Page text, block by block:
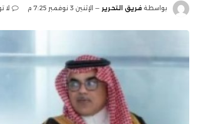
بواسطة فريق التحرير الإثنين 3 نوفمبر 7:25 م لا